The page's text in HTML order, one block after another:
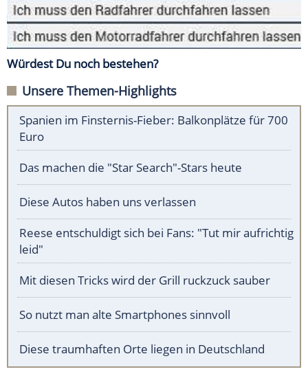
Würdest Du noch bestehen?
Unsere Themen-Highlights
Spanien im Finsternis-Fieber: Balkonplätze für 700
Euro
Das machen die "Star Search"-Stars heute
Diese Autos haben uns verlassen
Reese entschuldigt sich bei Fans: "Tut mir aufrichtig
leid"
Mit diesen Tricks wird der Grill ruckzuck sauber
So nutzt man alte Smartphones sinnvoll
Diese traumhaften Orte liegen in Deutschland